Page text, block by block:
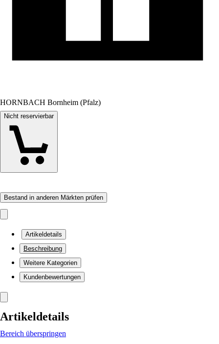
HORNBACH Bornheim (Pfalz)
Nicht reservierbar
Bestand in anderen Märkten prüfen
Artikeldetails
Beschreibung
Weitere Kategorien
Kundenbewertungen
Artikeldetails
Bereich überspringen